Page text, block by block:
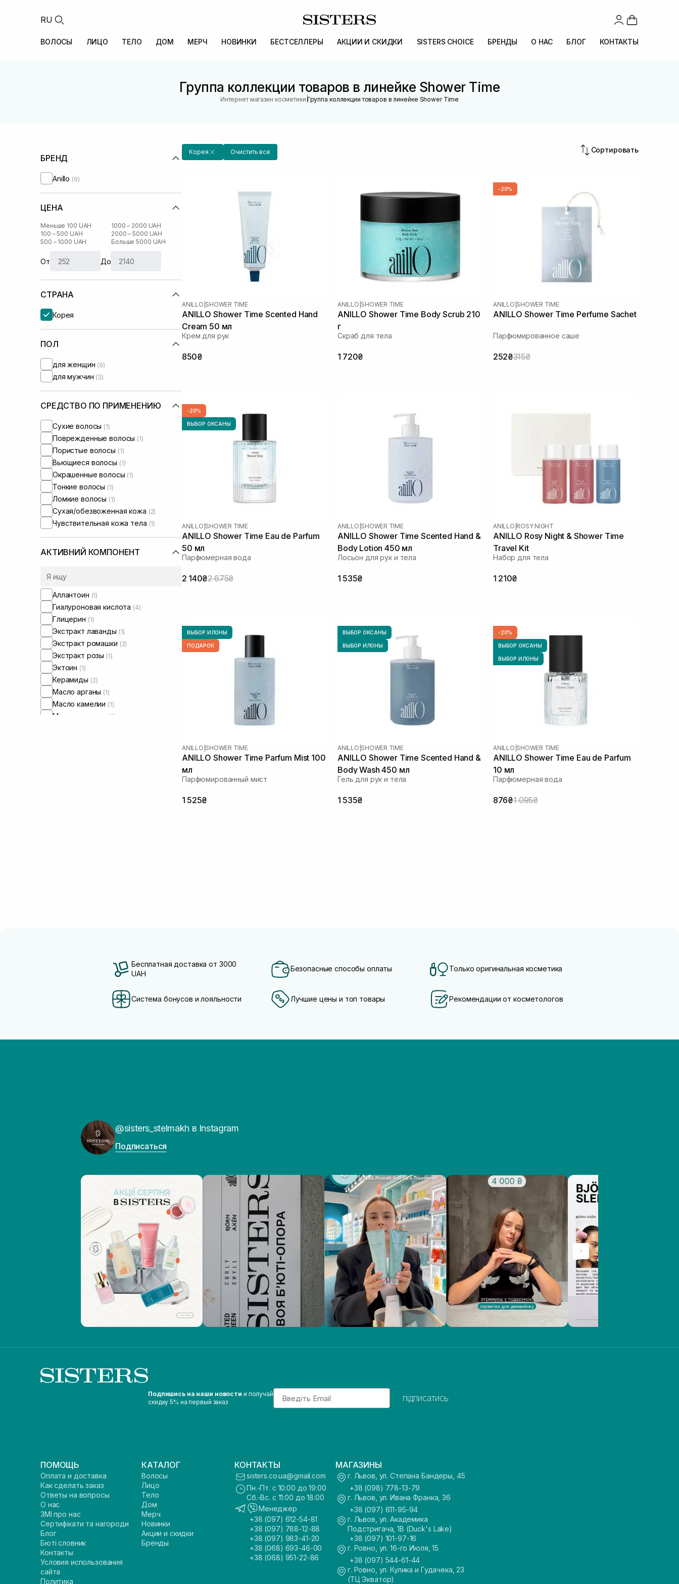
RU
ВОЛОСЫ ЛИЦО ТЕЛО ДОМ МЕРЧ НОВИНКИ БЕСТСЕЛЛЕРЫ АКЦИИ И СКИДКИ SISTERS CHOICE БРЕНДЫ О НАС БЛОГ КОНТАКТЫ
Группа коллекции товаров в линейке Shower Time
Интернет магазин косметики |Группа коллекции товаров в линейке Shower Time
БРЕНД
Anillo (9)
ЦЕНА
Меньше 100 UAH
100 – 500 UAH
500 – 1000 UAH
1000 – 2000 UAH
2000 – 5000 UAH
Больше 5000 UAH
От До
СТРАНА
Корея
ПОЛ
для женщин (9)
для мужчин (3)
СРЕДСТВО ПО ПРИМЕНЕНИЮ
Сухие волосы (1)
Поврежденные волосы (1)
Пористые волосы (1)
Вьющиеся волосы (1)
Окрашенные волосы (1)
Тонкие волосы (1)
Ломкие волосы (1)
Сухая/обезвоженная кожа (2)
Чувствительная кожа тела (1)
АКТИВНИЙ КОМПОНЕНТ
Аллантоин (1)
Гиалуроновая кислота (4)
Глицерин (1)
Экстракт лаванды (1)
Экстракт ромашки (2)
Экстракт розы (1)
Эктоин (1)
Керамиды (2)
Масло арганы (1)
Масло камелии (1)
Масло миндаля (1)
Корея Очистить все Сортировать
ANILLO SHOWER TIME
ANILLO Shower Time Scented Hand
Cream 50 мл
Крем для рук
850₴
ANILLO SHOWER TIME
ANILLO Shower Time Body Scrub 210
г
Скраб для тела
1 720₴
-20%
ANILLO SHOWER TIME
ANILLO Shower Time Perfume Sachet
Парфюмированное саше
252₴315₴
-20%
ВЫБОР ОКСАНЫ
ANILLO SHOWER TIME
ANILLO Shower Time Eau de Parfum
50 мл
Парфюмерная вода
2 140₴2 675₴
ANILLO SHOWER TIME
ANILLO Shower Time Scented Hand &
Body Lotion 450 мл
Лосьон для рук и тела
1 535₴
ANILLO ROSY NIGHT
ANILLO Rosy Night & Shower Time
Travel Kit
Набор для тела
1 210₴
ВЫБОР ИЛОНЫ
ПОДАРОК
ANILLO SHOWER TIME
ANILLO Shower Time Parfum Mist 100
мл
Парфюмированный мист
1 525₴
ВЫБОР ОКСАНЫ
ВЫБОР ИЛОНЫ
ANILLO SHOWER TIME
ANILLO Shower Time Scented Hand &
Body Wash 450 мл
Гель для рук и тела
1 535₴
-20%
ВЫБОР ОКСАНЫ
ВЫБОР ИЛОНЫ
ANILLO SHOWER TIME
ANILLO Shower Time Eau de Parfum
10 мл
Парфюмерная вода
876₴1 095₴
Бесплатная доставка от 3000
UAH
Безопасные способы оплаты Только оригинальная косметика
Система бонусов и лояльности Лучшие цены и топ товары Рекомендации от косметологов
@sisters_stelmakh в Instagram
Подписаться
Подпишись на наши новости и получай
скидку 5% на первый заказ
Email
підписатись
ПОМОЩЬ
Оплата и доставка
Как сделать заказ
Ответы на вопросы
О нас
ЗМІ про нас
Сертифікати та нагороди
Блог
Бюті словник
Контакты
Условия использования
сайта
Политика
КАТАЛОГ
Волосы
Лицо
Тело
Дом
Мерч
Новинки
Акции и скидки
Бренды
КОНТАКТЫ
sisters.co.ua@gmail.com
Пн.-Пт. с 10:00 до 19:00
Сб.-Вс. с 11:00 до 18:00
Менеджер
+38 (097) 612-54-81
+38 (097) 788-12-88
+38 (097) 983-41-20
+38 (068) 693-46-00
+38 (068) 951-22-86
МАГАЗИНЫ
г. Львов, ул. Степана Бандеры, 45
+38 (098) 778-13-79
г. Львов, ул. Ивана Франка, 36
+38 (097) 611-95-94
г. Львов, ул. Академика
Подстригача, 1В (Duck's Lake)
+38 (097) 101-97-16
г. Ровно, ул. 16-го Июля, 15
+38 (097) 544-61-44
г. Ровно, ул. Кулика и Гудачека, 23
(ТЦ Экватор)